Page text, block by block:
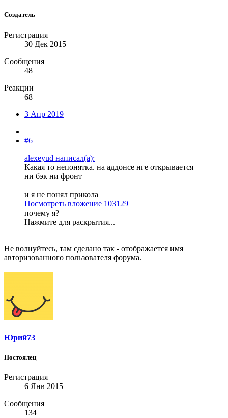
Создатель
Регистрация
30 Дек 2015
Сообщения
48
Реакции
68
3 Апр 2019
#6
alexeyud написал(а):
Какая то непонятка. на аддонсе нге открывается
ни бэк ни фронт
и я не понял прикола
Посмотреть вложение 103129
почему я?
Нажмите для раскрытия...
Не волнуйтесь, там сделано так - отображается имя
авторизованного пользователя форума.
Юрий73
Постоялец
Регистрация
6 Янв 2015
Сообщения
134